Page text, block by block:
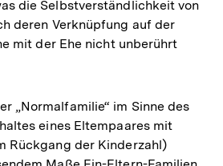
die Selbstverständlichkeit von
deren Verknüpfung auf der
mit der Ehe nicht unberührt
„Normalfamilie“ im Sinne des
eines Eltempaares mit
Rückgang der Kinderzahl)